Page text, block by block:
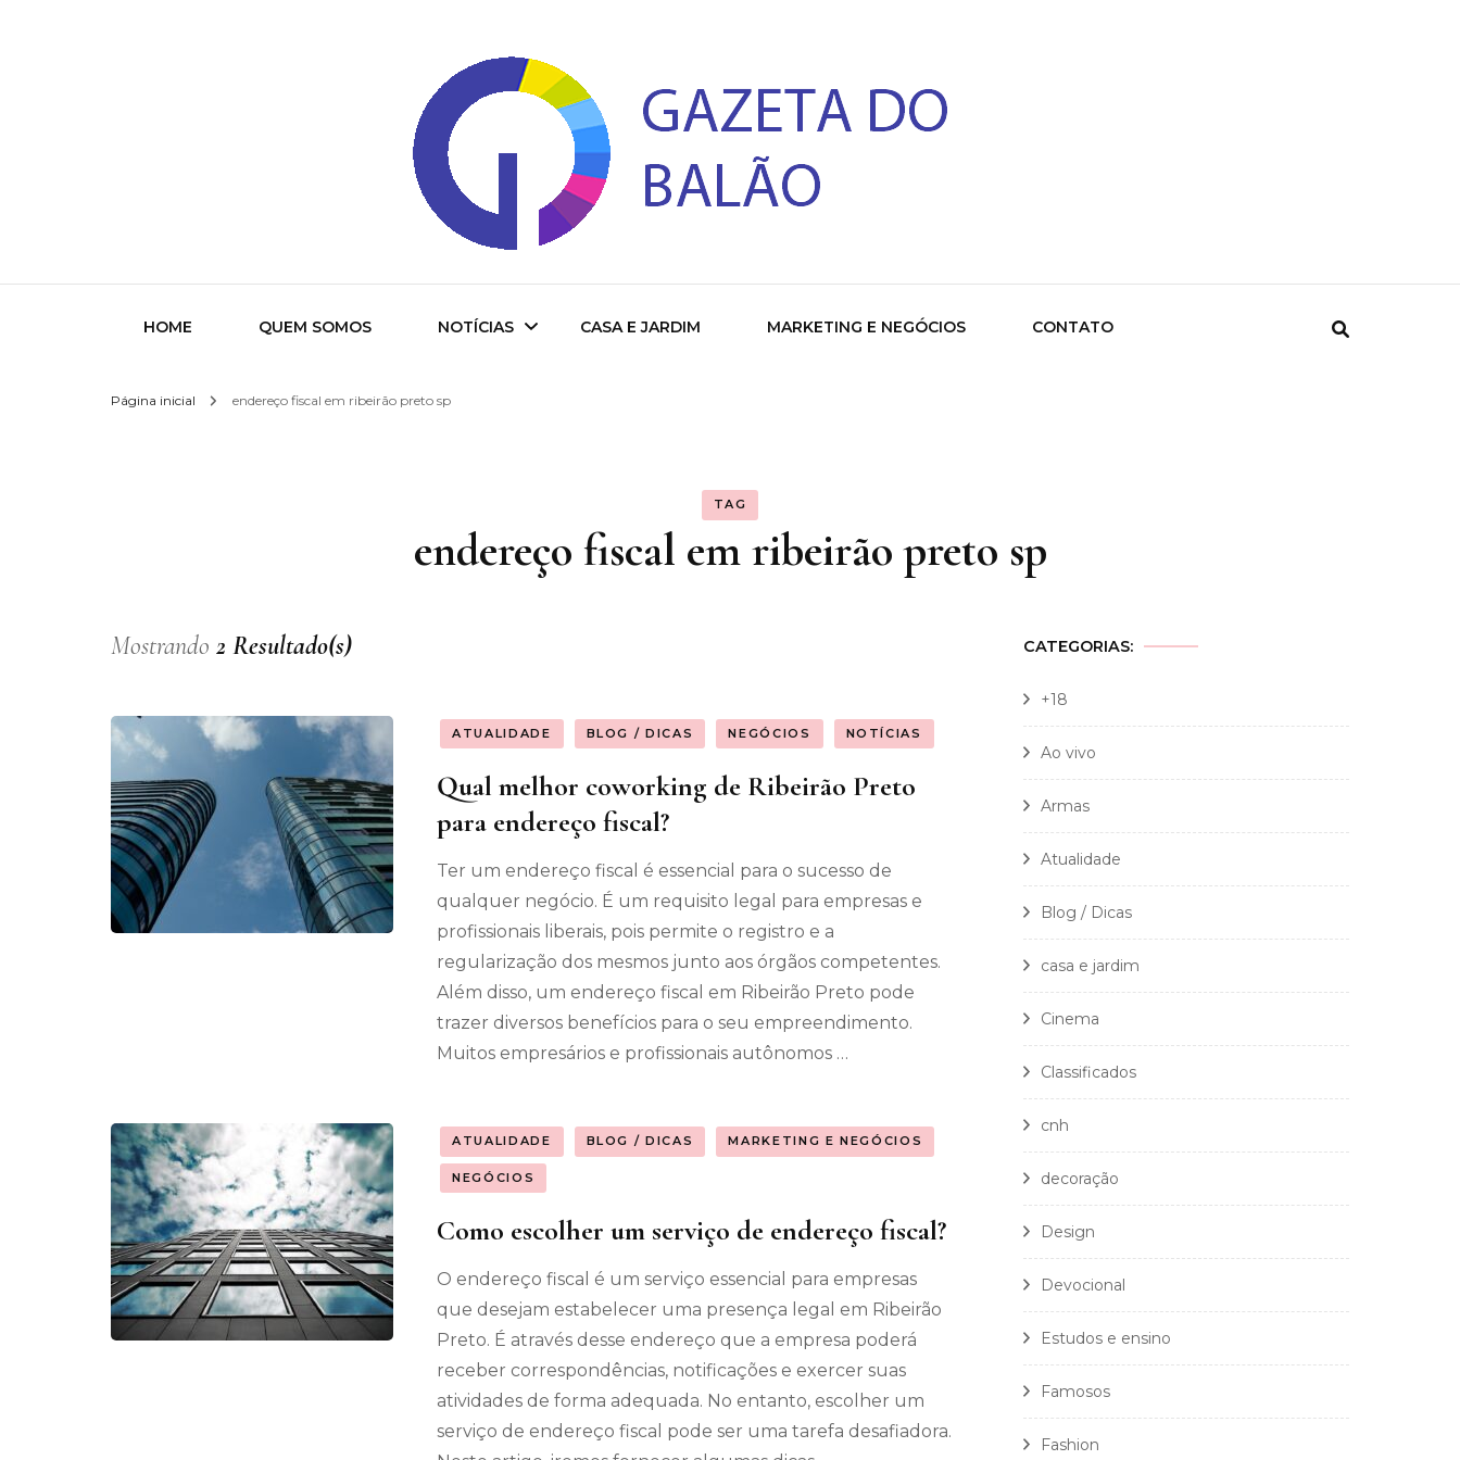
Gazeta do Balao
HOME QUEM SOMOS NOTÍCIAS
Assuntos gerais
Entretenimento
CASA E JARDIM MARKETING E NEGÓCIOS CONTATO
Página inicial endereço fiscal em ribeirão preto sp
TAG
endereço fiscal em ribeirão preto sp
Mostrando 2 Resultado(s)
ATUALIDADE BLOG / DICAS NEGÓCIOS NOTÍCIAS
Qual melhor coworking de Ribeirão Preto
para endereço fiscal?
Ter um endereço fiscal é essencial para o sucesso de
qualquer negócio. É um requisito legal para empresas e
profissionais liberais, pois permite o registro e a
regularização dos mesmos junto aos órgãos competentes.
Além disso, um endereço fiscal em Ribeirão Preto pode
trazer diversos benefícios para o seu empreendimento.
Muitos empresários e profissionais autônomos …
ATUALIDADE BLOG / DICAS MARKETING E NEGÓCIOS
NEGÓCIOS
Como escolher um serviço de endereço fiscal?
O endereço fiscal é um serviço essencial para empresas
que desejam estabelecer uma presença legal em Ribeirão
Preto. É através desse endereço que a empresa poderá
receber correspondências, notificações e exercer suas
atividades de forma adequada. No entanto, escolher um
serviço de endereço fiscal pode ser uma tarefa desafiadora.
CATEGORIAS:
+18
Ao vivo
Armas
Atualidade
Blog / Dicas
casa e jardim
Cinema
Classificados
cnh
decoração
Design
Devocional
Estudos e ensino
Famosos
Fashion